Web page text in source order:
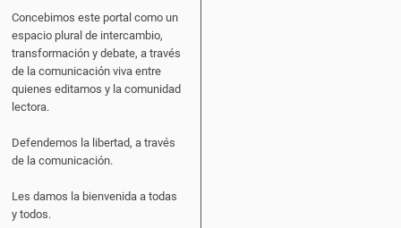
Concebimos este portal como un
espacio plural de intercambio,
transformación y debate, a través
de la comunicación viva entre
quienes editamos y la comunidad
lectora.
Defendemos la libertad, a través
de la comunicación.
Les damos la bienvenida a todas
y todos.